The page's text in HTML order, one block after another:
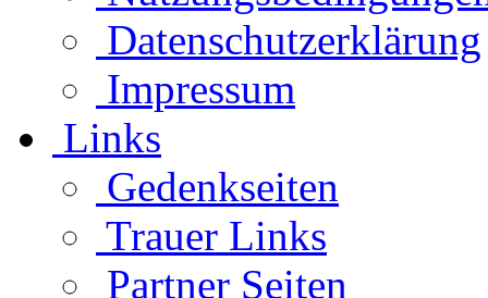
Datenschutzerklärung
Impressum
Links
Gedenkseiten
Trauer Links
Partner Seiten